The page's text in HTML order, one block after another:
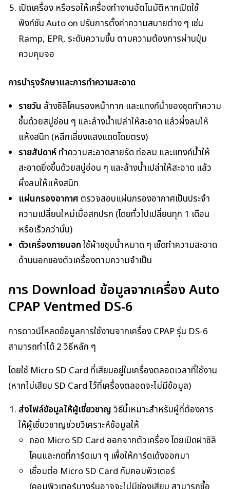
เปิดเครื่อง หรือรอให้เครื่องทำงานอัตโนมัติหากเปิดใช้
ฟังก์ชัน Auto on ปรับการตั้งค่าความสบายต่าง ๆ เช่น
Ramp, EPR, ระดับความชื้น ตามความต้องการผ่านปุ่ม
ควบคุมจอ
การบำรุงรักษาและการทำความสะอาด
รายวัน ล้างซิลิโคนรองหน้ากาก และแทงก์น้ำของชุดทำความ
ชื้นด้วยสบู่อ่อน ๆ และล้างน้ำเปล่าให้สะอาด แล้วผึ่งลมให้
แห้งสนิท (หลีกเลี่ยงแสงแดดโดยตรง)
รายสัปดาห์ทำความสะอาดสายรัด ท่อลม และแทงค์น้ำให้
สะอาดยิ่งขึ้นด้วยสบู่อ่อน ๆ และล้างน้ำเปล่าให้สะอาด แล้ว
ผึ่งลมให้แห้งสนิท
แผ่นกรองอากาศ ตรวจสอบแผ่นกรองอากาศเป็นประจำ
ความเปลี่ยนใหม่เมื่อสกปรก (โดยทั่วไปเปลี่ยนทุก 1 เดือน
หรือเร็วกว่านั้น)
ตัวเครื่องภายนอกใช้ผ้าชชุบน้ำหมาด ๆ เช็ดทำความสะอาด
ด้านนอกของตัวเครื่องตามความจำเป็น
การ Download ข้อมูลจากเครื่อง Auto
CPAP Ventmed DS-6
การดาวน์โหลดข้อมูลการใช้งานจากเครื่อง CPAP รุ่น DS-6
สามารถทำได้ 2 วิธีหลัก ๆ
โดยใช้ Micro SD Card ที่เสียบอยู่ในเครื่องตลอดเวลาที่ใช้งาน
(หากไม่เสียบ SD Card ไว้ที่เครื่องตลอดจะไม่มีข้อมูล)
ส่งไฟล์ข้อมูลให้ผู้เชี่ยวชาญวิธีนี้เหมาะสำหรับผู้ที่ต้องการ
ให้ผู้เชี่ยวชาญช่วยวิเคราะห์ข้อมูลให้
ถอด Micro SD Card ออกจากตัวเครื่อง โดยเปิดฝาซิลิ
โคนและกดที่การ์ดเบา ๆ เพื่อให้การ์ดเด้งออกมา
เชื่อมต่อ Micro SD Card กับคอมพิวเตอร์